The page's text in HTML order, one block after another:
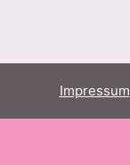
Impressum